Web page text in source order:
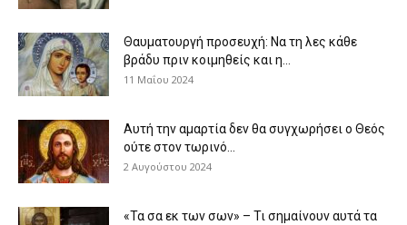
Θαυματουργή προσευχή: Να τη λες κάθε
βράδυ πριν κοιμηθείς και η...
11 Μαΐου 2024
Αυτή την αμαρτία δεν θα συγχωρήσει ο Θεός
ούτε στον τωρινό...
2 Αυγούστου 2024
«Τα σα εκ των σων» – Τι σημαίνουν αυτά τα